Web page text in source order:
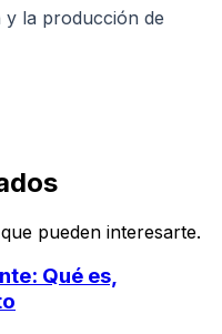
la producción de
pueden interesarte.
Qué es,